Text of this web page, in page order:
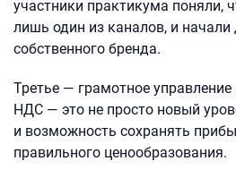
участники практикума поняли,
лишь один из каналов, и начали
собственного бренда.
Третье — грамотное
НДС — это не просто новый
и возможность сохранять
правильного ценообразования.